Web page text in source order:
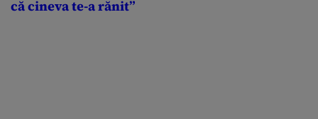
că cineva te-a rănit”